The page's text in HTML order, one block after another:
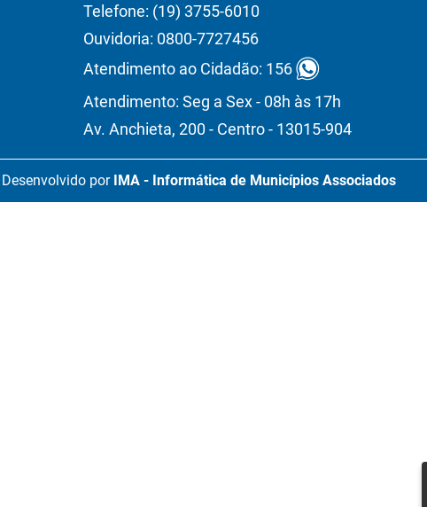
Telefone: (19) 3755-6010
Ouvidoria: 0800-7727456
Atendimento ao Cidadão: 156
Atendimento: Seg a Sex - 08h às 17h
Av. Anchieta, 200 - Centro - 13015-904
Desenvolvido por IMA - Informática de Municípios Associados